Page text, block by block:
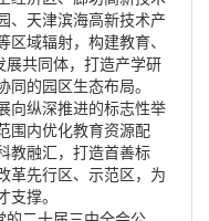
、天津滨海高新技术产
域辐射，构建教育、
共同体，打造产学研
的园区生态布局。
向纵深推进的标志性举
围内优化教育资源配
教融汇，打造首善标
革先行区、示范区，为
撑。